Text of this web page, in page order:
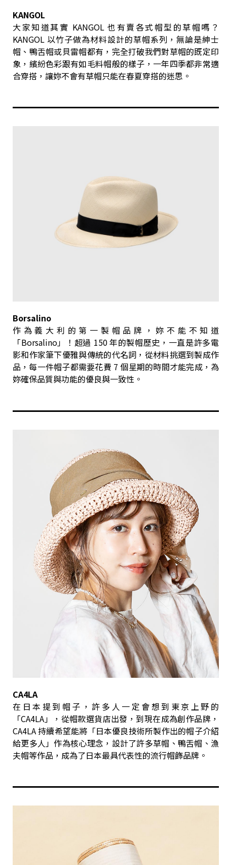
KANGOL
大家知道其實 KANGOL 也有賣各式帽型的草帽嗎？
KANGOL 以竹子做為材料設計的草帽系列，無論是紳士
帽、鴨舌帽或貝雷帽都有，完全打破我們對草帽的既定印
象，繽紛色彩跟有如毛料帽般的樣子，一年四季都非常適
合穿搭，讓妳不會有草帽只能在春夏穿搭的迷思。
Borsalino
作為義大利的第一製帽品牌，妳不能不知道
「Borsalino」！超過 150 年的製帽歷史，一直是許多電
影和作家筆下優雅與傳統的代名詞，從材料挑選到製成作
品，每一件帽子都需要花費 7 個星期的時間才能完成，為
妳確保品質與功能的優良與一致性。
CA4LA
在日本提到帽子，許多人一定會想到東京上野的
「CA4LA」，從帽款選貨店出發，到現在成為創作品牌，
CA4LA 持續希望能將「日本優良技術所製作出的帽子介紹
給更多人」作為核心理念，設計了許多草帽、鴨舌帽、漁
夫帽等作品，成為了日本最具代表性的流行帽飾品牌。